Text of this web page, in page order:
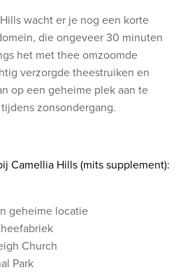
wacht er je nog een korte
die ongeveer 30 minuten
het met thee omzoomde
verzorgde theestruiken en
op een geheime plek aan te
zonsondergang.
Camellia Hills (mits supplement):
geheime locatie
Church
Park